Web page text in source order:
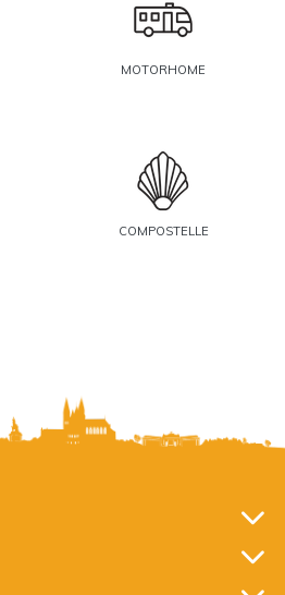
MOTORHOME
COMPOSTELLE